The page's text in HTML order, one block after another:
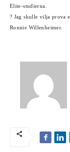
Elite-studierna.
? Jag skulle vilja prova
Ronnie Willenheimer.